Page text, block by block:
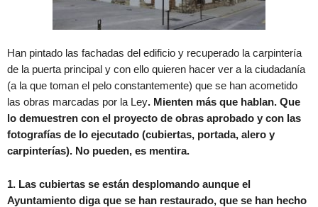
Han pintado las fachadas del edificio y recuperado la carpintería
de la puerta principal y con ello quieren hacer ver a la ciudadanía
(a la que toman el pelo constantemente) que se han acometido
las obras marcadas por la Ley. Mienten más que hablan. Que
lo demuestren con el proyecto de obras aprobado y con las
fotografías de lo ejecutado (cubiertas, portada, alero y
carpinterías). No pueden, es mentira.
1. Las cubiertas se están desplomando aunque el
Ayuntamiento diga que se han restaurado, que se han hecho